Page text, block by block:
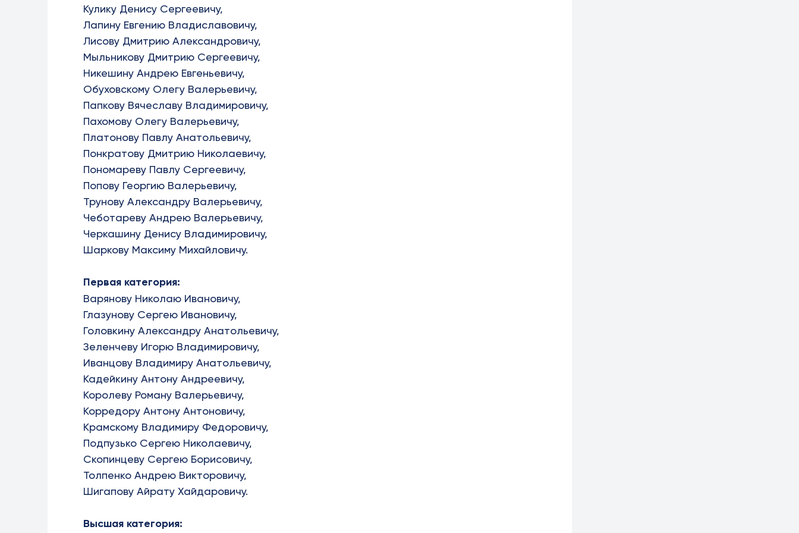
Кулику Денису Сергеевичу,
Лапину Евгению Владиславовичу,
Лисову Дмитрию Александровичу,
Мыльникову Дмитрию Сергеевичу,
Никешину Андрею Евгеньевичу,
Обуховскому Олегу Валерьевичу,
Папкову Вячеславу Владимировичу,
Пахомову Олегу Валерьевичу,
Платонову Павлу Анатольевичу,
Понкратову Дмитрию Николаевичу,
Пономареву Павлу Сергеевичу,
Попову Георгию Валерьевичу,
Трунову Александру Валерьевичу,
Чеботареву Андрею Валерьевичу,
Черкашину Денису Владимировичу,
Шаркову Максиму Михайловичу.
Первая категория:
Варянову Николаю Ивановичу,
Глазунову Сергею Ивановичу,
Головкину Александру Анатольевичу,
Зеленчеву Игорю Владимировичу,
Иванцову Владимиру Анатольевичу,
Кадейкину Антону Андреевичу,
Королеву Роману Валерьевичу,
Корредору Антону Антоновичу,
Крамскому Владимиру Федоровичу,
Подпузько Сергею Николаевичу,
Скопинцеву Сергею Борисовичу,
Толпенко Андрею Викторовичу,
Шигапову Айрату Хайдаровичу.
Высшая категория: